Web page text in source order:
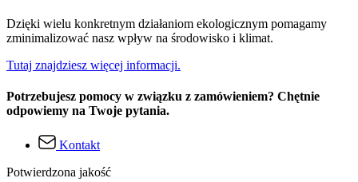
Dzięki wielu konkretnym działaniom ekologicznym pomagamy
zminimalizować nasz wpływ na środowisko i klimat.
Tutaj znajdziesz więcej informacji.
Potrzebujesz pomocy w związku z zamówieniem? Chętnie
odpowiemy na Twoje pytania.
Kontakt
Potwierdzona jakość